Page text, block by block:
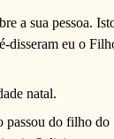
a sua pessoa.
disseram eu o
natal.
passou do filho do